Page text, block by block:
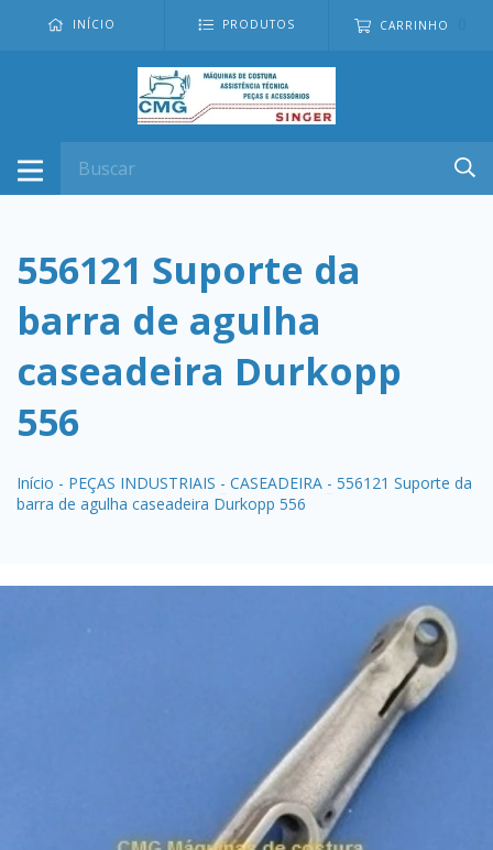
INÍCIO PRODUTOS CARRINHO
556121 Suporte da
barra de agulha
caseadeira Durkopp
556
Início - PEÇAS INDUSTRIAIS - CASEADEIRA - 556121 Suporte da
barra de agulha caseadeira Durkopp 556